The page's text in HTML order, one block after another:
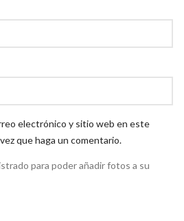
electrónico y sitio web en este
que haga un comentario.
para poder añadir fotos a su